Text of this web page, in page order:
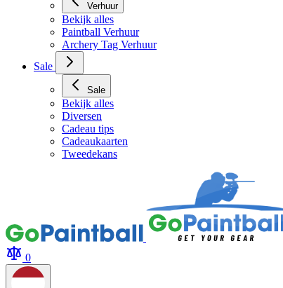
Verhuur
Bekijk alles
Paintball Verhuur
Archery Tag Verhuur
Sale
Sale
Bekijk alles
Diversen
Cadeau tips
Cadeaukaarten
Tweedekans
0